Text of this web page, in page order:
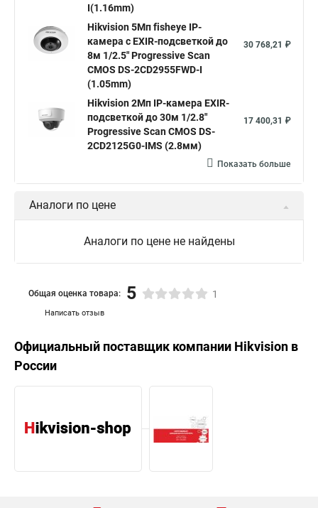
Нikvision микрофон Hikvision поворотная
Hikvision порты
I(1.16mm)
Hikvision 5Мп fisheye IP-
камера c EXIR-подсветкой до
8м 1/2.5" Progressive Scan
CMOS DS-2CD2955FWD-I
(1.05mm)
30 768,21 ₽
Hikvision 2Мп IP-камера EXIR-
подсветкой до 30м 1/2.8"
Progressive Scan CMOS DS-
2CD2125G0-IMS (2.8мм)
17 400,31 ₽
Показать больше
Аналоги по цене
Аналоги по цене не найдены
Написать отзыв
Общая оценка товара: 5 1
Официальный поставщик компании Hikvision в
России